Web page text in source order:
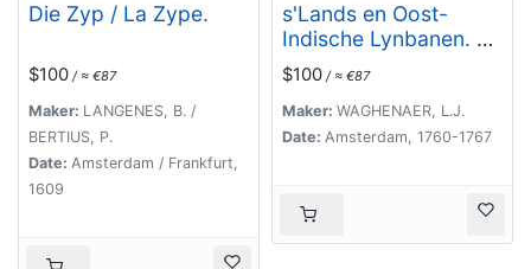
Die Zyp / La Zype.
$100 / ≈ €87
Maker: LANGENES, B. /
BERTIUS, P.
Date: Amsterdam / Frankfurt,
1609
s'Lands en Oost-
Indische Lynbanen. &
t'Oost-Indisch-Huys.
$100 / ≈ €87
Maker: WAGHENAER, L.J.
Date: Amsterdam, 1760-1767